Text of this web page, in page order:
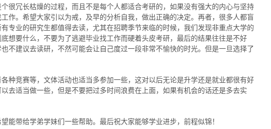
很冗长枯燥的过程，而且不是每个人都适合考研的，如果没有强大的内心与坚持
作。希望大家引以为戒，及早的分析自我，做出正确的决定。再者，很多人都盲
专业的研究生都值得去读，尤其在招聘季节来临的时候，我们发现非重点大学的
想要什么，不要为了逃避毕业找工作而硬着头皮考研，最后的结果往往是不好
不建议去读研，不然可能会让自己度过一段非常不愉快的时光。但是一旦选择了
种竞赛等，文体活动也适当多参加一些，这对以后无论是升学还是就业都很有好
去适当做一些，但是不要把过多时间浪费在上面，如果有机会的话还是多去实
能带给学弟学妹们一些帮助。最后祝大家能够学业进步，前程似锦！